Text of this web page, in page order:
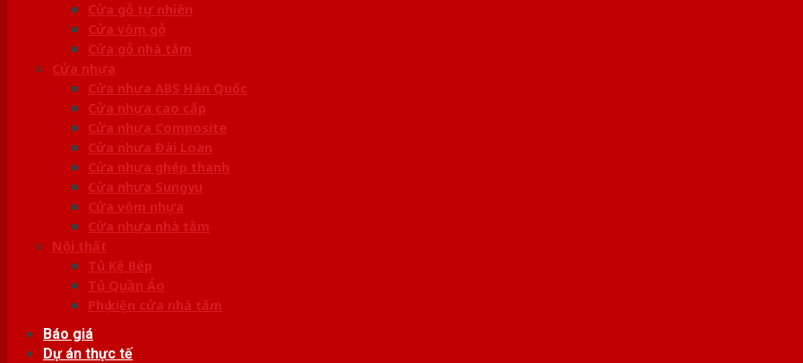
Cửa gỗ tự nhiên
Cửa vòm gỗ
Cửa gỗ nhà tắm
Cửa nhựa
Cửa nhựa ABS Hàn Quốc
Cửa nhựa cao cấp
Cửa nhựa Composite
Cửa nhựa Đài Loan
Cửa nhựa ghép thanh
Cửa nhựa Sungyu
Cửa vòm nhựa
Cửa nhựa nhà tắm
Nội thất
Tủ Kệ Bếp
Tủ Quần Áo
Phụ kiện cửa nhà tắm
Báo giá
Dự án thực tế